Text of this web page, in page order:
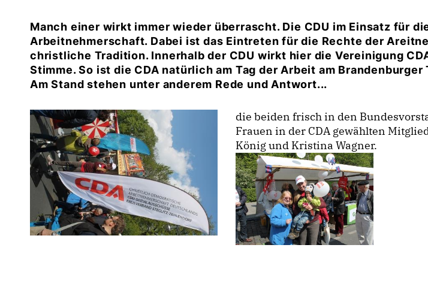
Manch einer wirkt immer wieder überrascht. Die CDU im Einsatz für
Arbeitnehmerschaft. Dabei ist das Eintreten für die Rechte der
christliche Tradition. Innerhalb der CDU wirkt hier die Vereinigung
Stimme. So ist die CDA natürlich am Tag der Arbeit am Brandenburger
Am Stand stehen unter anderem Rede und Antwort...
die beiden frisch in den
Frauen in der CDA gewählten
König und Kristina Wagner.